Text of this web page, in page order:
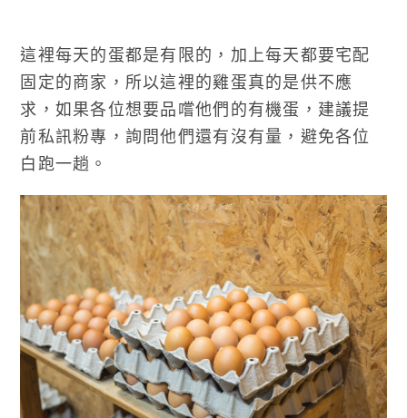
這裡每天的蛋都是有限的，加上每天都要宅配
固定的商家，所以這裡的雞蛋真的是供不應
求，如果各位想要品嚐他們的有機蛋，建議提
前私訊粉專，詢問他們還有沒有量，避免各位
白跑一趟。